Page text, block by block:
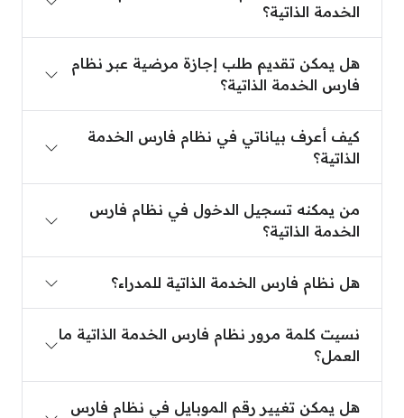
الخدمة الذاتية؟
هل يمكن تقديم طلب إجازة مرضية عبر نظام
فارس الخدمة الذاتية؟
كيف أعرف بياناتي في نظام فارس الخدمة
الذاتية؟
من يمكنه تسجيل الدخول في نظام فارس
الخدمة الذاتية؟
هل نظام فارس الخدمة الذاتية للمدراء؟
نسيت كلمة مرور نظام فارس الخدمة الذاتية ما
العمل؟
هل يمكن تغيير رقم الموبايل في نظام فارس